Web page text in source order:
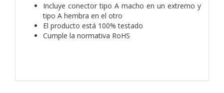
Incluye conector tipo A macho en un extremo y
tipo A hembra en el otro
El producto está 100% testado
Cumple la normativa RoHS